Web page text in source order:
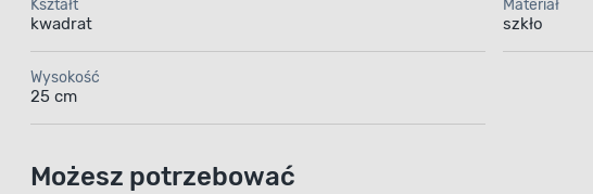
Kształt
kwadrat
Materiał
szkło
Wysokość
25 cm
Możesz potrzebować